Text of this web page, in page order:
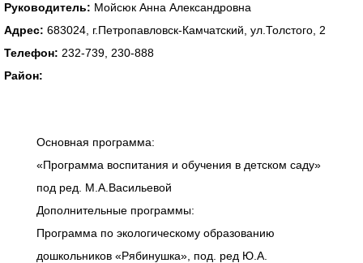
Руководитель: Мойсюк Анна Александровна
Адрес: 683024, г.Петропавловск-Камчатский, ул.Толстого, 2
Телефон: 232-739, 230-888
Район:
Основная программа:
«Программа воспитания и обучения в детском саду»
под ред. М.А.Васильевой
Дополнительные программы:
Программа по экологическому образованию
дошкольников «Рябинушка», под. ред Ю.А.